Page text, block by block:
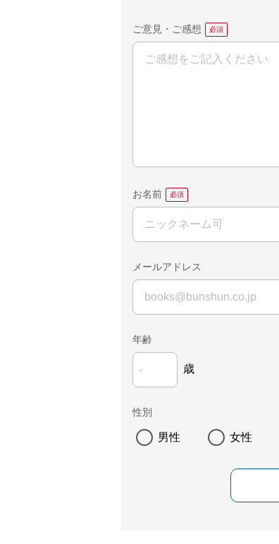
ご意見・ご感想
お名前
メールアドレス
年齢
歳
性別
男性 女性